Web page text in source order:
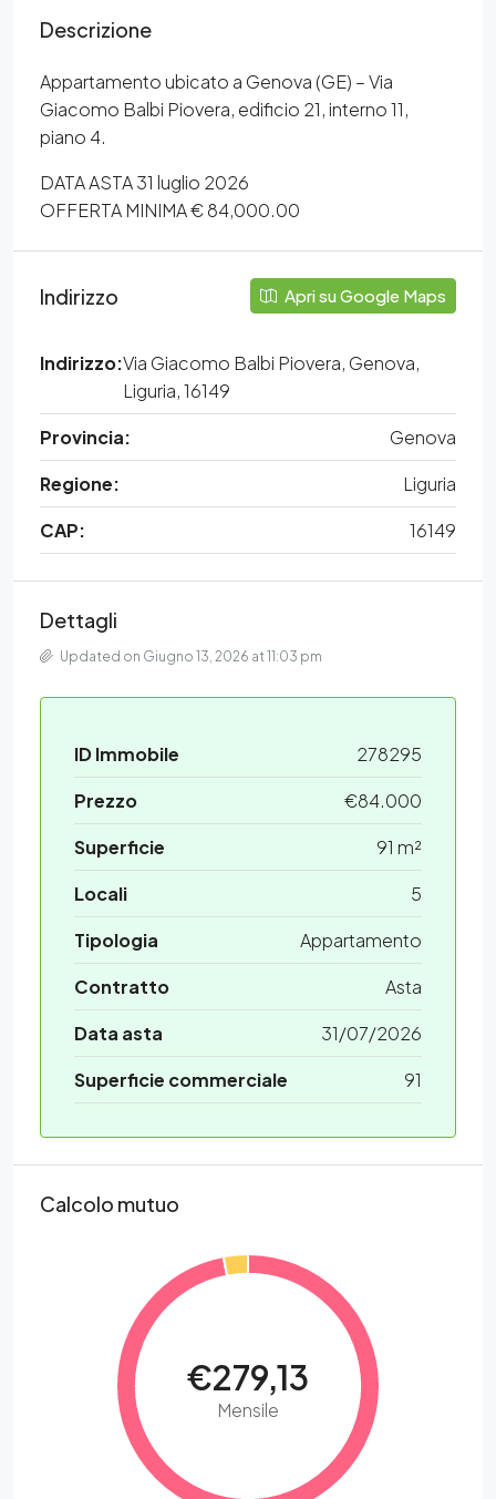
Descrizione
Appartamento ubicato a Genova (GE) – Via
Giacomo Balbi Piovera, edificio 21, interno 11,
piano 4.
DATA ASTA 31 luglio 2026
OFFERTA MINIMA € 84,000.00
Indirizzo Apri su Google Maps
Indirizzo:Via Giacomo Balbi Piovera, Genova,
Liguria, 16149
Provincia:
Genova
Regione:
Liguria
CAP:
16149
Dettagli
Updated on Giugno 13, 2026 at 11:03 pm
ID Immobile
278295
Prezzo
€84.000
Superficie
91 m²
Locali
5
Tipologia
Appartamento
Contratto
Asta
Data asta
31/07/2026
Superficie commerciale
91
Calcolo mutuo
€279,13
Mensile